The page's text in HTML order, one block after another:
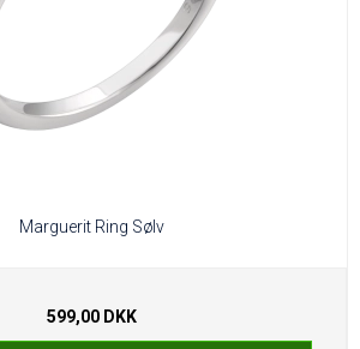
Marguerit Ring Sølv
599,00 DKK